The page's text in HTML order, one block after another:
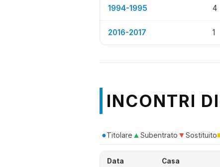
1994-1995 4
2016-2017 1
INCONTRI
●Titolare ▲Subentrato ▼Sostituito
Data Casa